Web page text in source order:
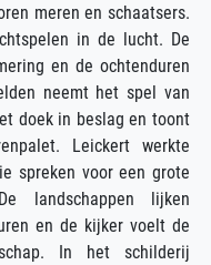
meren en schaatsers.
in de lucht. De
en de ochtenduren
neemt het spel van
doek in beslag en toont
Leickert werkte
spreken voor een grote
landschappen lijken
en de kijker voelt de
In het schilderij